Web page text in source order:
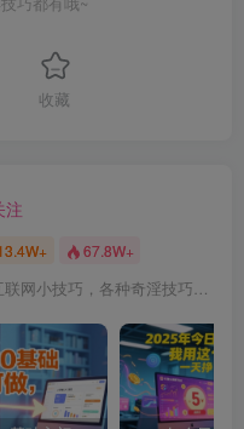
收藏
注
67.8W+